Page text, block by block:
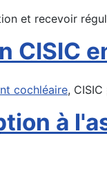
et recevoir
CISIC
cochléaire,
à